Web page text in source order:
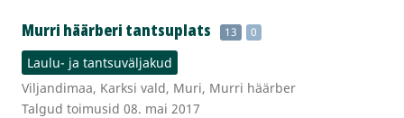
Murri häärberi tantsuplats 13 0
Laulu- ja tantsuväljakud
Viljandimaa, Karksi vald, Muri, Murri häärber
Talgud toimusid 08. mai 2017